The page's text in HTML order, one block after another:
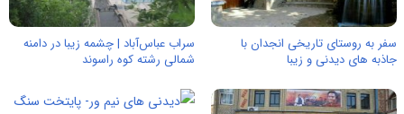
سفر به روستای تاریخی انجدان با
جاذبه های دیدنی و زیبا
سراب عباس‌آباد | چشمه زیبا در دامنه
شمالی رشته کوه راسوند